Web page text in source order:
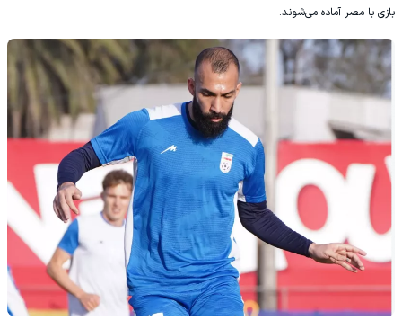
بازی با مصر آماده می‌شوند.